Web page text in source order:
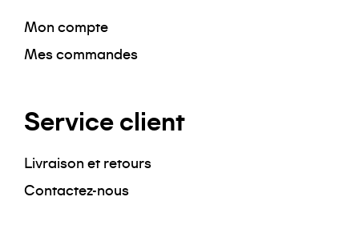
Mon compte
Mes commandes
Service client
Livraison et retours
Contactez-nous